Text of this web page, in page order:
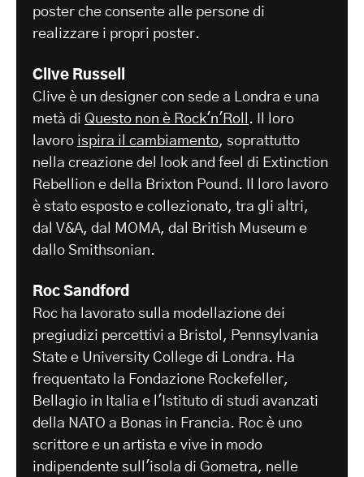
poster che consente alle persone di
realizzare i propri poster.
Clive Russell
Clive è un designer con sede a Londra e una
metà di Questo non è Rock'n'Roll
. Il loro
lavoro ispira il cambiamento, soprattutto
nella creazione del look and feel di Extinction
Rebellion e della Brixton Pound. Il loro lavoro
è stato esposto e collezionato, tra gli altri,
dal V&A, dal MOMA, dal British Museum e
dallo Smithsonian.
Roc Sandford
Roc ha lavorato sulla modellazione dei
pregiudizi percettivi a Bristol, Pennsylvania
State e University College di Londra. Ha
frequentato la Fondazione Rockefeller,
Bellagio in Italia e l'Istituto di studi avanzati
della NATO a Bonas in Francia. Roc è uno
scrittore e un artista e vive in modo
indipendente sull'isola di Gometra, nelle